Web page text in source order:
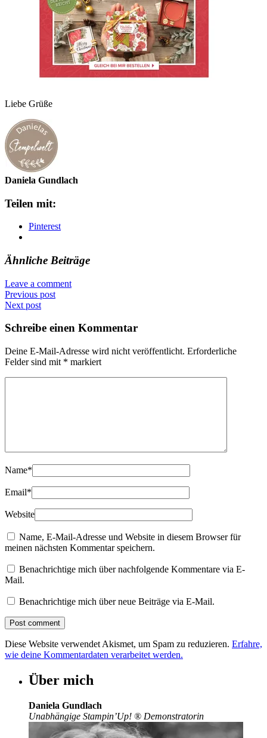
Liebe Grüße
Daniela Gundlach
Teilen mit:
Pinterest
Ähnliche Beiträge
Leave a comment
Previous post
Next post
Schreibe einen Kommentar
Deine E-Mail-Adresse wird nicht veröffentlicht. Erforderliche
Felder sind mit * markiert
Name*
Email*
Website
Name, E-Mail-Adresse und Website in diesem Browser für
meinen nächsten Kommentar speichern.
Benachrichtige mich über nachfolgende Kommentare via E-
Mail.
Benachrichtige mich über neue Beiträge via E-Mail.
Diese Website verwendet Akismet, um Spam zu reduzieren. Erfahre,
wie deine Kommentardaten verarbeitet werden.
Über mich
Daniela Gundlach
Unabhängige Stampin’Up! ® Demonstratorin